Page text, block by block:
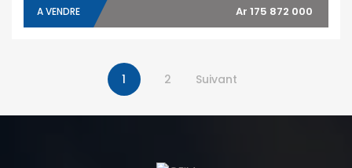
A VENDRE Ar 175 872 000
1 2 Suivant